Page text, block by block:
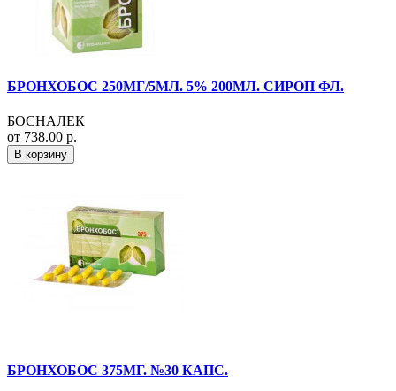
БРОНХОБОС 250МГ/5МЛ. 5% 200МЛ. СИРОП ФЛ.
БОСНАЛЕК
от 738.00 р.
В корзину
БРОНХОБОС 375МГ. №30 КАПС.